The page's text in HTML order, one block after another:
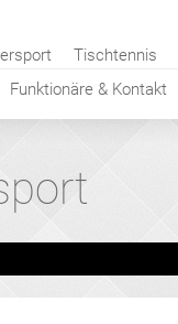
Funktionäre & Kontakt
Tischtennis